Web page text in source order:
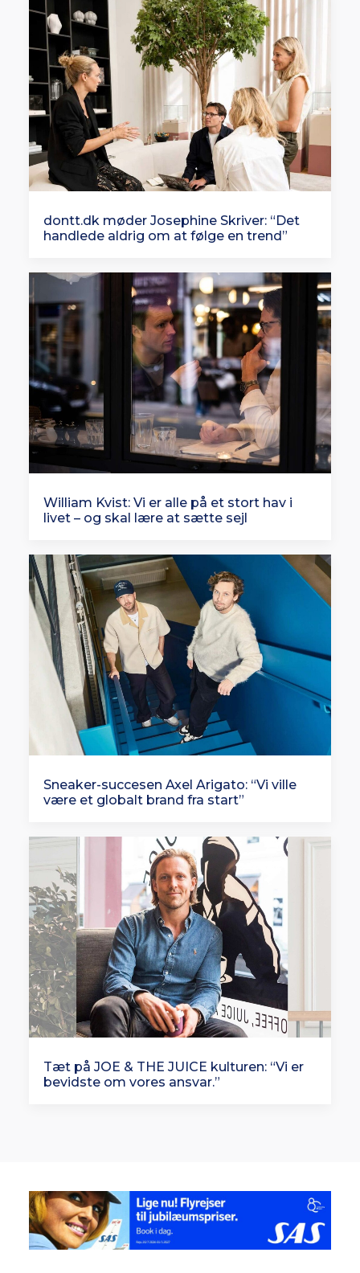
dontt.dk møder Josephine Skriver: “Det
handlede aldrig om at følge en trend”
William Kvist: Vi er alle på et stort hav i
livet – og skal lære at sætte sejl
Sneaker-succesen Axel Arigato: “Vi ville
være et globalt brand fra start”
Tæt på JOE & THE JUICE kulturen: “Vi er
bevidste om vores ansvar.”